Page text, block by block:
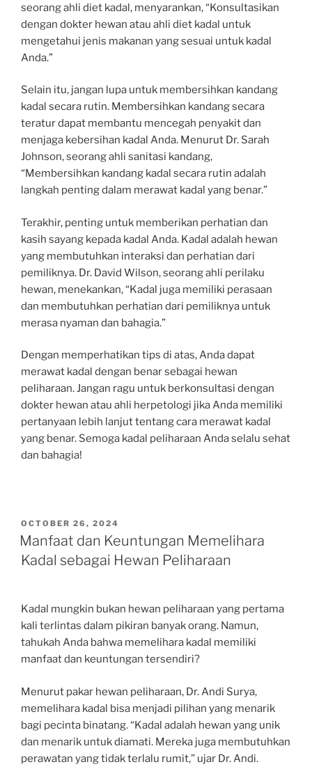
seorang ahli diet kadal, menyarankan, “Konsultasikan
dengan dokter hewan atau ahli diet kadal untuk
mengetahui jenis makanan yang sesuai untuk kadal
Anda.”
Selain itu, jangan lupa untuk membersihkan kandang
kadal secara rutin. Membersihkan kandang secara
teratur dapat membantu mencegah penyakit dan
menjaga kebersihan kadal Anda. Menurut Dr. Sarah
Johnson, seorang ahli sanitasi kandang,
“Membersihkan kandang kadal secara rutin adalah
langkah penting dalam merawat kadal yang benar.”
Terakhir, penting untuk memberikan perhatian dan
kasih sayang kepada kadal Anda. Kadal adalah hewan
yang membutuhkan interaksi dan perhatian dari
pemiliknya. Dr. David Wilson, seorang ahli perilaku
hewan, menekankan, “Kadal juga memiliki perasaan
dan membutuhkan perhatian dari pemiliknya untuk
merasa nyaman dan bahagia.”
Dengan memperhatikan tips di atas, Anda dapat
merawat kadal dengan benar sebagai hewan
peliharaan. Jangan ragu untuk berkonsultasi dengan
dokter hewan atau ahli herpetologi jika Anda memiliki
pertanyaan lebih lanjut tentang cara merawat kadal
yang benar. Semoga kadal peliharaan Anda selalu sehat
dan bahagia!
POSTED
ON
OCTOBER 26, 2024
Manfaat dan Keuntungan Memelihara
Kadal sebagai Hewan Peliharaan
Kadal mungkin bukan hewan peliharaan yang pertama
kali terlintas dalam pikiran banyak orang. Namun,
tahukah Anda bahwa memelihara kadal memiliki
manfaat dan keuntungan tersendiri?
Menurut pakar hewan peliharaan, Dr. Andi Surya,
memelihara kadal bisa menjadi pilihan yang menarik
bagi pecinta binatang. “Kadal adalah hewan yang unik
dan menarik untuk diamati. Mereka juga membutuhkan
perawatan yang tidak terlalu rumit,” ujar Dr. Andi.